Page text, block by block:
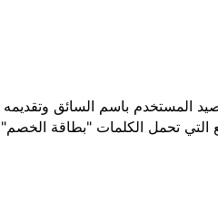
تحمل الكلمات "بطاقة الخصم"